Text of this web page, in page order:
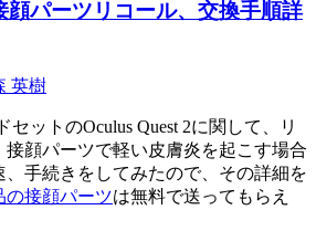
顔パーツリコール、交換手順詳
英樹
セットのOculus Quest 2に関して、リ
接顔パーツで軽い皮膚炎を起こす場合
手続きをしてみたので、その詳細を
の接顔パーツは無料で送ってもらえ